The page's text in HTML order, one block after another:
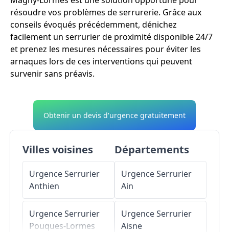
résoudre vos problèmes de serrurerie. Grâce aux
conseils évoqués précédemment, dénichez
facilement un serrurier de proximité disponible 24/7
et prenez les mesures nécessaires pour éviter les
arnaques lors de ces interventions qui peuvent
survenir sans préavis.
Obtenir un devis d'urgence gratuitement
Villes voisines
Urgence Serrurier
Anthien
Urgence Serrurier
Pouques-Lormes
Départements
Urgence Serrurier
Ain
Urgence Serrurier
Aisne